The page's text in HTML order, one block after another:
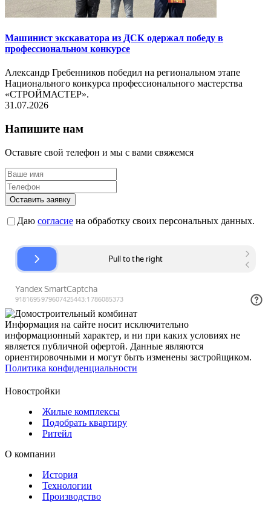
Машинист экскаватора из ДСК одержал победу в
профессиональном конкурсе
Александр Гребенников победил на региональном этапе
Национального конкурса профессионального мастерства
«СТРОЙМАСТЕР».
31.07.2026
Напишите нам
Оставьте свой телефон и мы с вами свяжемся
Оставить заявку
Даю согласие на обработку своих персональных данных.
Информация на сайте носит исключительно
информационный характер, и ни при каких условиях не
является публичной офертой. Данные являются
ориентировочными и могут быть изменены застройщиком.
Политика конфиденциальности
Новостройки
Жилые комплексы
Подобрать квартиру
Ритейл
О компании
История
Технологии
Производство